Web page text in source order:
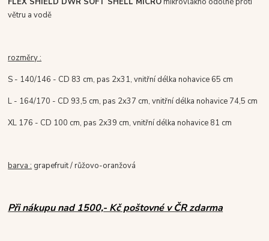
větru a vodě
rozměry :
S - 140/146 - CD 83 cm, pas 2x31, vnitřní délka nohavice 65 cm
L - 164/170 - CD 93,5 cm, pas 2x37 cm, vnitřní délka nohavice 74,5 cm
XL 176 - CD 100 cm, pas 2x39 cm, vnitřní délka nohavice 81 cm
barva : grapefruit / růžovo-oranžová
Při nákupu nad 1500,- Kč poštovné v ČR zdarma